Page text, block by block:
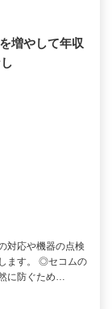
増やして年収
対応や機器の点検
ます。 ◎セコムの
に防ぐため…